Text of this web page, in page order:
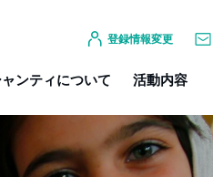
登録情報変更
ャンティについて 活動内容